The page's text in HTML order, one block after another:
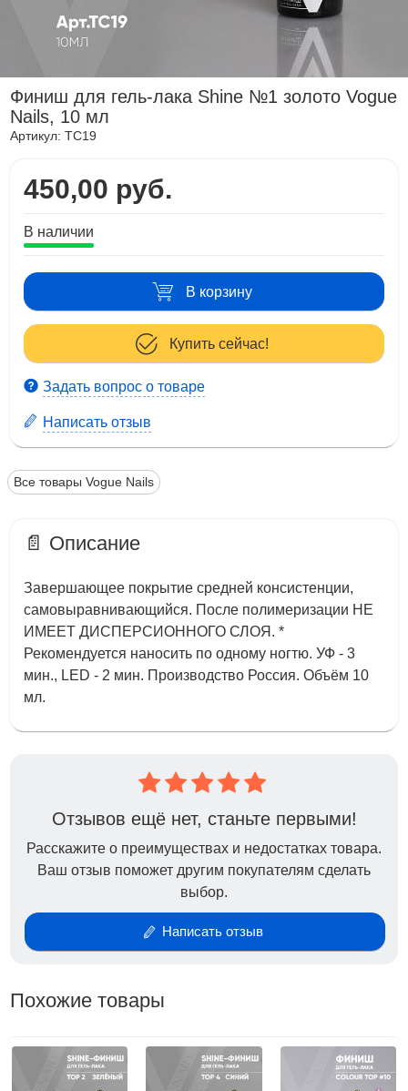
Финиш для гель-лака Shine №1 золото Vogue
Nails, 10 мл
Артикул:TC19
450,00 руб.
В наличии
В корзину
Купить сейчас!
Задать вопрос о товаре
Написать отзыв
Все товары Vogue Nails
📄 Описание
Завершающее покрытие средней консистенции,
самовыравнивающийся. После полимеризации НЕ
ИМЕЕТ ДИСПЕРСИОННОГО СЛОЯ. *
Рекомендуется наносить по одному ногтю. УФ - 3
мин., LED - 2 мин. Производство Россия. Объём 10
мл.
Отзывов ещё нет, станьте первыми!
Расскажите о преимуществах и недостатках товара.
Ваш отзыв поможет другим покупателям сделать
выбор.
Написать отзыв
Похожие товары